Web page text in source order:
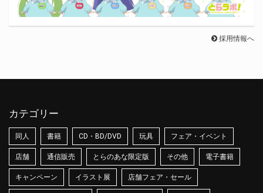
採用情報へ
カテゴリー
同人 書籍 CD・BD/DVD 玩具 フェア・イベント
店舗 通信販売 とらのあな限定版 その他 電子書籍
キャンペーン イラスト展 店舗フェア・セール